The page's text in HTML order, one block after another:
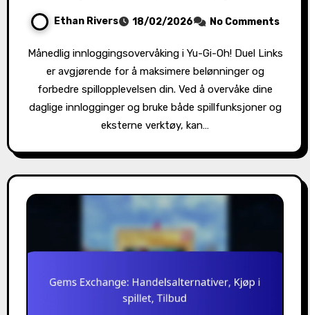
Ethan Rivers 18/02/2026 No Comments
Månedlig innloggingsovervåking i Yu-Gi-Oh! Duel Links
er avgjørende for å maksimere belønninger og
forbedre spillopplevelsen din. Ved å overvåke dine
daglige innlogginger og bruke både spillfunksjoner og
eksterne verktøy, kan…